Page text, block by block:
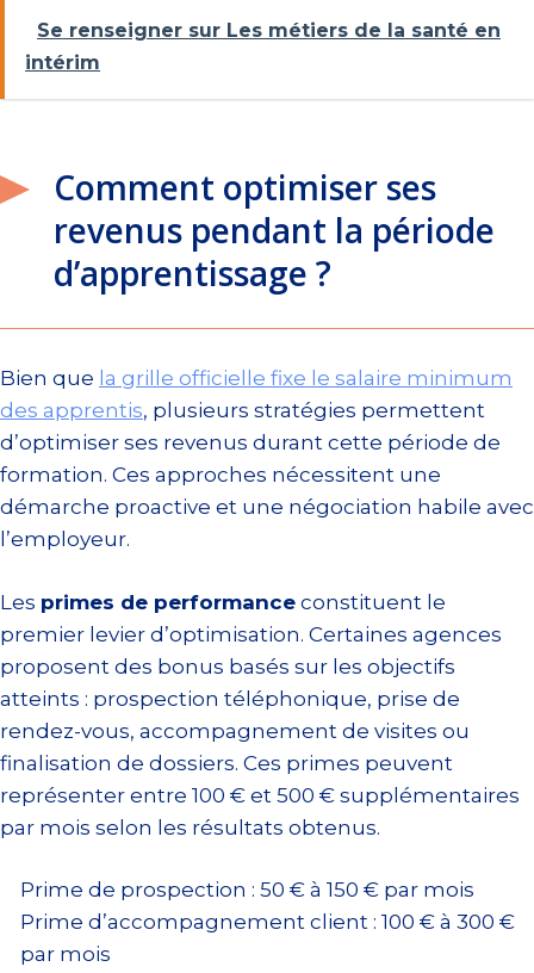
Se renseigner sur Les métiers de la santé en
intérim
Comment optimiser ses
revenus pendant la période
d’apprentissage ?
Bien que la grille officielle fixe le salaire minimum
des apprentis, plusieurs stratégies permettent
d’optimiser ses revenus durant cette période de
formation. Ces approches nécessitent une
démarche proactive et une négociation habile avec
l’employeur.
Les primes de performance constituent le
premier levier d’optimisation. Certaines agences
proposent des bonus basés sur les objectifs
atteints : prospection téléphonique, prise de
rendez-vous, accompagnement de visites ou
finalisation de dossiers. Ces primes peuvent
représenter entre 100 € et 500 € supplémentaires
par mois selon les résultats obtenus.
Prime de prospection : 50 € à 150 € par mois
Prime d’accompagnement client : 100 € à 300 €
par mois